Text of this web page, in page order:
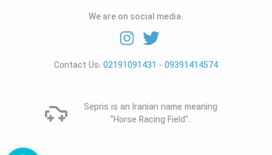
We are on social media:
Contact Us: 02191091431 - 09391414574
Sepris is an Iranian name meaning
"Horse Racing Field".